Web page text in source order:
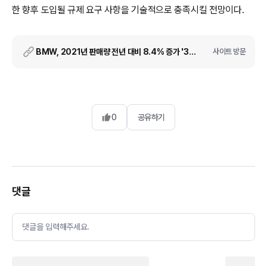
한 향후 도입될 규제 요구 사항을 기술적으로 충족시킬 전망이다.
BMW, 2021년 판매량 전년 대비 8.4% 증가 '3시리즈' 포함 주력에 순수전기 예고 사이트 방문
0 공유하기
댓글
댓글을 입력해주세요.